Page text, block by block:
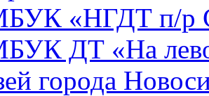
«НГДТ п/р
ДТ «На
города